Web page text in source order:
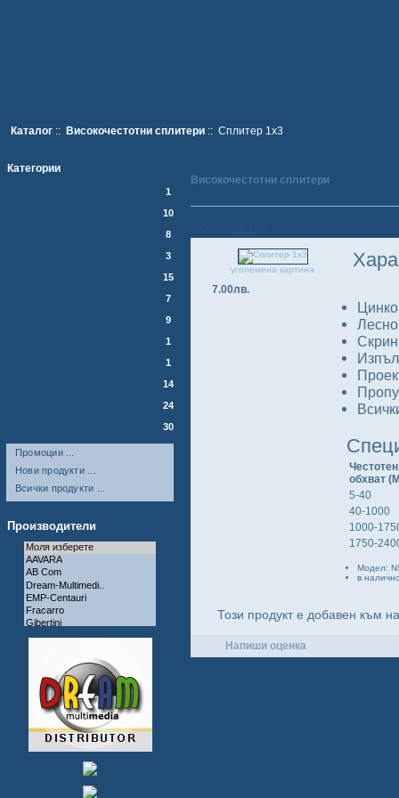
Каталог :: Високочестотни сплитери :: Сплитер 1x3
Категории
1
10
8
3
15
7
9
1
1
14
24
30
Промоции ...
Нови продукти ...
Всички продукти ...
Производители
Високочестотни сплитери
уголемена картина
7.00лв.
Честотен
обхват
5-40
40-1000
1000-
1750-
Модел:
в
Този продукт е добавен към
Напиши оценка